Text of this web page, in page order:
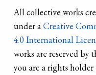
All collective works
under aCreative
4.0 International
works are reserved by
you are a rights